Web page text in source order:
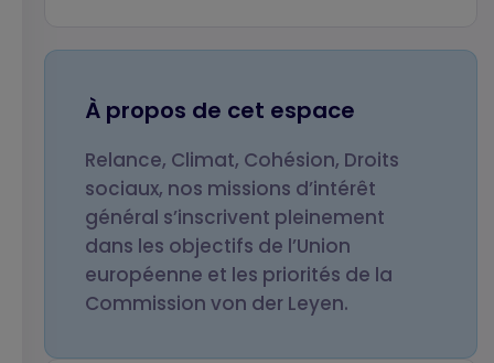
À propos de cet espace
Relance, Climat, Cohésion, Droits
sociaux, nos missions d’intérêt
général s’inscrivent pleinement
dans les objectifs de l’Union
européenne et les priorités de la
Commission von der Leyen.
Votre email
Objet de votre
message
Votre message